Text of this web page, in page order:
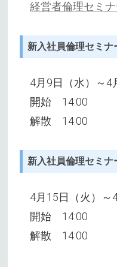
経営者倫理セミ
新入社員倫理セミナ
4月9日（水）～4
開始 14:00
解散 14:00
新入社員倫理セミナ
4月15日（火）～
開始 14:00
解散 14:00